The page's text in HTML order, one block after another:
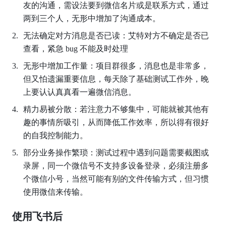
友的沟通，需设法要到微信名片或是联系方式，通过
两到三个人，无形中增加了沟通成本。
无法确定对方消息是否已读：艾特对方不确定是否已
查看，紧急 bug 不能及时处理
无形中增加工作量：项目群很多，消息也是非常多，
但又怕遗漏重要信息，每天除了基础测试工作外，晚
上要认认真真看一遍微信消息。
精力易被分散：若注意力不够集中，可能就被其他有
趣的事情所吸引，从而降低工作效率，所以得有很好
的自我控制能力。
部分业务操作繁琐：测试过程中遇到问题需要截图或
录屏，同一个微信号不支持多设备登录，必须注册多
个微信小号，当然可能有别的文件传输方式，但习惯
使用微信来传输。
使用飞书后